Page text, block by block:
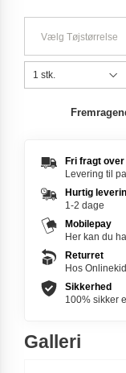
Vælg Tøjstørrelse
Fri fragt over
Levering til
Hurtig
1-2 dage
Mobilepay
Her kan du
Returret
Hos
Sikkerhed
100% sikker
Galleri